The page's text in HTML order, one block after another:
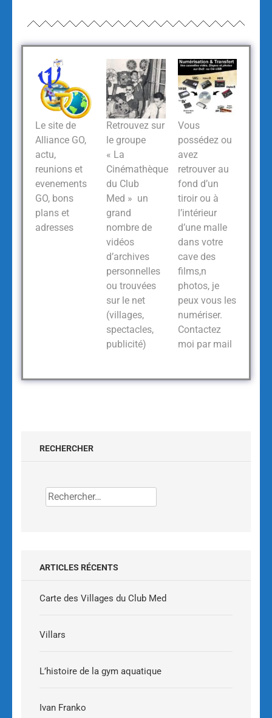
Le site de
Alliance GO,
actu,
reunions et
evenements
GO, bons
plans et
adresses
Retrouvez sur
le groupe
« La
Cinémathèque
du Club
Med » un
grand
nombre de
vidéos
d’archives
personnelles
ou trouvées
sur le net
(villages,
spectacles,
publicité)
Vous
possédez ou
avez
retrouver au
fond d’un
tiroir ou à
l’intérieur
d’une malle
dans votre
cave des
films,n
photos, je
peux vous les
numériser.
Contactez
moi par mail
RECHERCHER
ARTICLES RÉCENTS
Carte des Villages du Club Med
Villars
L’histoire de la gym aquatique
Ivan Franko